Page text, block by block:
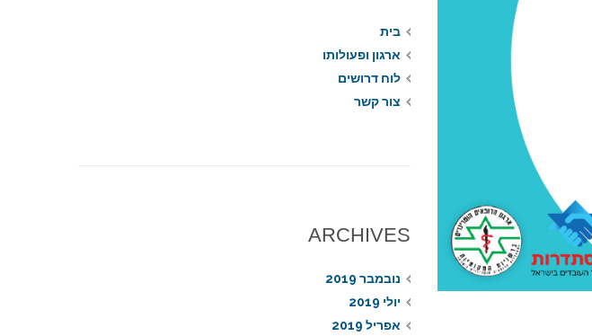
בית
ארגון ופעולותו
לוח דרושים
צור קשר
ARCHIVES
נובמבר 2019
יולי 2019
אפריל 2019